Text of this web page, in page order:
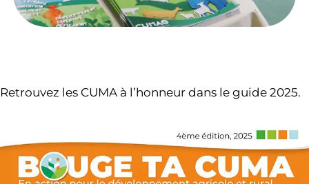
Retrouvez les CUMA à l’honneur dans le guide 2025.